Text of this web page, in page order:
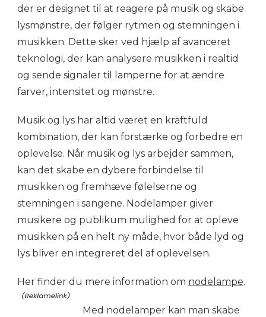
der er designet til at reagere på musik og skabe
lysmønstre, der følger rytmen og stemningen i
musikken. Dette sker ved hjælp af avanceret
teknologi, der kan analysere musikken i realtid
og sende signaler til lamperne for at ændre
farver, intensitet og mønstre.
Musik og lys har altid været en kraftfuld
kombination, der kan forstærke og forbedre en
oplevelse. Når musik og lys arbejder sammen,
kan det skabe en dybere forbindelse til
musikken og fremhæve følelserne og
stemningen i sangene. Nodelamper giver
musikere og publikum mulighed for at opleve
musikken på en helt ny måde, hvor både lyd og
lys bliver en integreret del af oplevelsen.
Her finder du mere information om nodelampe.
Med nodelamper kan man skabe